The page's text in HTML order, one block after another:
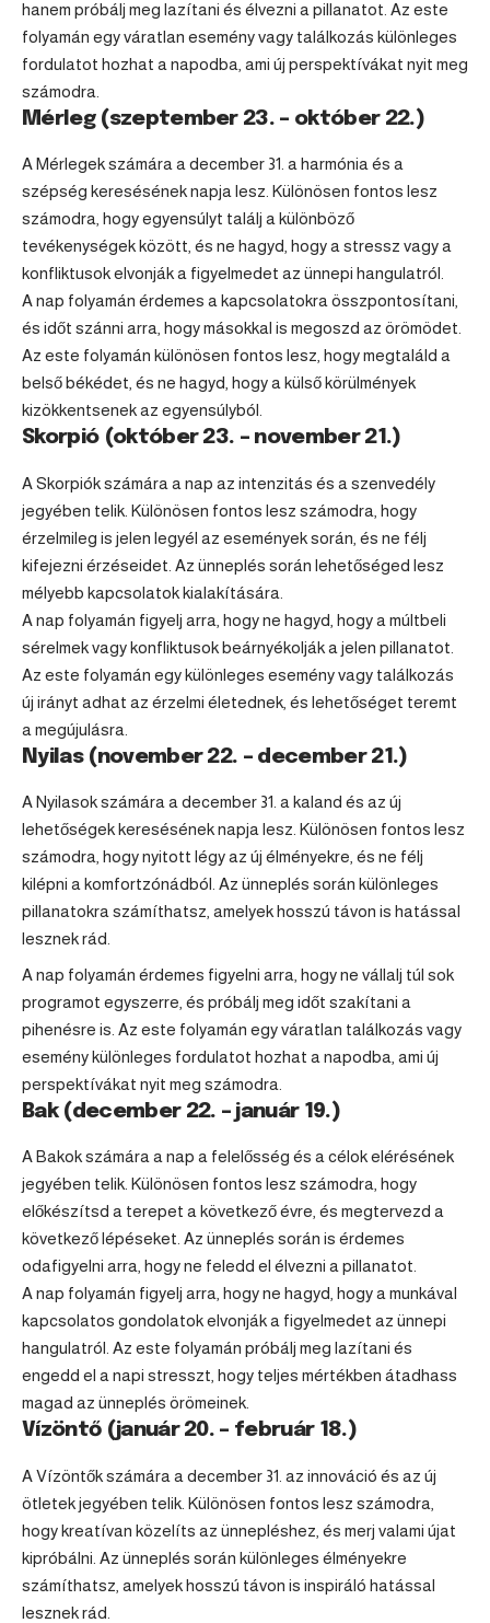
hanem próbálj meg lazítani és élvezni a pillanatot. Az este
folyamán egy váratlan esemény vagy találkozás különleges
fordulatot hozhat a napodba, ami új perspektívákat nyit meg
számodra.
Mérleg (szeptember 23. – október 22.)
A Mérlegek számára a december 31. a harmónia és a
szépség keresésének napja lesz. Különösen fontos lesz
számodra, hogy egyensúlyt találj a különböző
tevékenységek között, és ne hagyd, hogy a stressz vagy a
konfliktusok elvonják a figyelmedet az ünnepi hangulatról.
A nap folyamán érdemes a kapcsolatokra összpontosítani,
és időt szánni arra, hogy másokkal is megoszd az örömödet.
Az este folyamán különösen fontos lesz, hogy megtaláld a
belső békédet, és ne hagyd, hogy a külső körülmények
kizökkentsenek az egyensúlyból.
Skorpió (október 23. – november 21.)
A Skorpiók számára a nap az intenzitás és a szenvedély
jegyében telik. Különösen fontos lesz számodra, hogy
érzelmileg is jelen legyél az események során, és ne félj
kifejezni érzéseidet. Az ünneplés során lehetőséged lesz
mélyebb kapcsolatok kialakítására.
A nap folyamán figyelj arra, hogy ne hagyd, hogy a múltbeli
sérelmek vagy konfliktusok beárnyékolják a jelen pillanatot.
Az este folyamán egy különleges esemény vagy találkozás
új irányt adhat az érzelmi életednek, és lehetőséget teremt
a megújulásra.
Nyilas (november 22. – december 21.)
A Nyilasok számára a december 31. a kaland és az új
lehetőségek keresésének napja lesz. Különösen fontos lesz
számodra, hogy nyitott légy az új élményekre, és ne félj
kilépni a komfortzónádból. Az ünneplés során különleges
pillanatokra számíthatsz, amelyek hosszú távon is hatással
lesznek rád.
A nap folyamán érdemes figyelni arra, hogy ne vállalj túl sok
programot egyszerre, és próbálj meg időt szakítani a
pihenésre is. Az este folyamán egy váratlan találkozás vagy
esemény különleges fordulatot hozhat a napodba, ami új
perspektívákat nyit meg számodra.
Bak (december 22. – január 19.)
A Bakok számára a nap a felelősség és a célok elérésének
jegyében telik. Különösen fontos lesz számodra, hogy
előkészítsd a terepet a következő évre, és megtervezd a
következő lépéseket. Az ünneplés során is érdemes
odafigyelni arra, hogy ne feledd el élvezni a pillanatot.
A nap folyamán figyelj arra, hogy ne hagyd, hogy a munkával
kapcsolatos gondolatok elvonják a figyelmedet az ünnepi
hangulatról. Az este folyamán próbálj meg lazítani és
engedd el a napi stresszt, hogy teljes mértékben átadhass
magad az ünneplés örömeinek.
Vízöntő (január 20. – február 18.)
A Vízöntők számára a december 31. az innováció és az új
ötletek jegyében telik. Különösen fontos lesz számodra,
hogy kreatívan közelíts az ünnepléshez, és merj valami újat
kipróbálni. Az ünneplés során különleges élményekre
számíthatsz, amelyek hosszú távon is inspiráló hatással
lesznek rád.